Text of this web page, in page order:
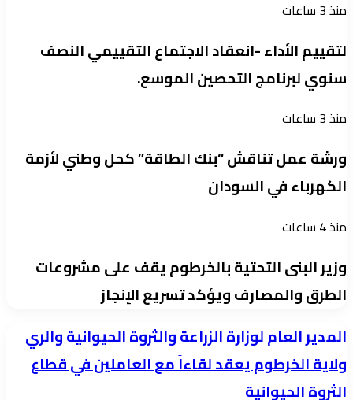
منذ 3 ساعات
لتقييم الأداء -انعقاد الاجتماع التقييمي النصف
سنوي لبرنامج التحصين الموسع.
منذ 3 ساعات
ورشة عمل تناقش “بنك الطاقة” كحل وطني لأزمة
الكهرباء في السودان
منذ 4 ساعات
وزير البنى التحتية بالخرطوم يقف على مشروعات
الطرق والمصارف ويؤكد تسريع الإنجاز
المدير
العام
لوزارة
المدير العام لوزارة الزراعة والثروة الحيوانية والري
ولاية الخرطوم يعقد لقاءاً مع العاملين في قطاع
الثروة الحيوانية